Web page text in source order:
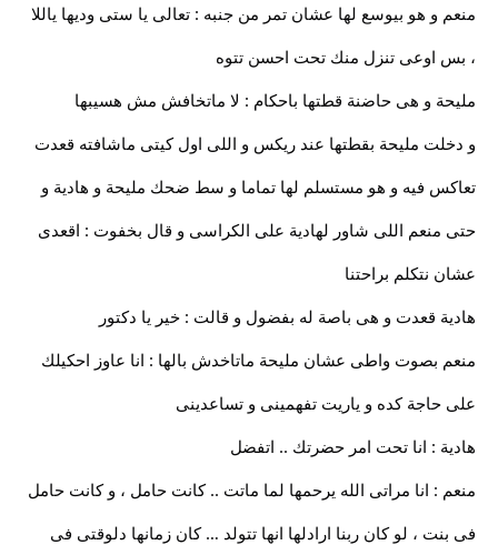
منعم و هو بيوسع لها عشان تمر من جنبه : تعالى يا ستى وديها ياللا
، بس اوعى تنزل منك تحت احسن تتوه
مليحة و هى حاضنة قطتها باحكام : لا ماتخافش مش هسيبها
و دخلت مليحة بقطتها عند ريكس و اللى اول كيتى ماشافته قعدت
تعاكس فيه و هو مستسلم لها تماما و سط ضحك مليحة و هادية و
حتى منعم اللى شاور لهادية على الكراسى و قال بخفوت : اقعدى
عشان نتكلم براحتنا
هادية قعدت و هى باصة له بفضول و قالت : خير يا دكتور
منعم بصوت واطى عشان مليحة ماتاخدش بالها : انا عاوز احكيلك
على حاجة كده و ياريت تفهمينى و تساعدينى
هادية : انا تحت امر حضرتك .. اتفضل
منعم : انا مراتى الله يرحمها لما ماتت .. كانت حامل ، و كانت حامل
فى بنت ، لو كان ربنا ارادلها انها تتولد … كان زمانها دلوقتى فى